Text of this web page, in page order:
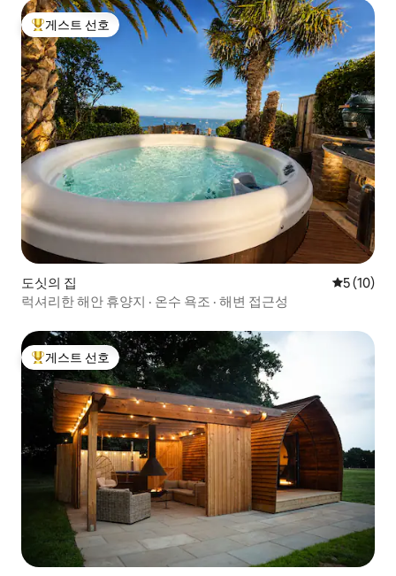
상위 게스트 선호
게스트 선호
도싯의 집 평점 5점
5 (10)
럭셔리한 해안 휴양지 · 온수 욕조 · 해변 접근성
상위 게스트 선호
게스트 선호